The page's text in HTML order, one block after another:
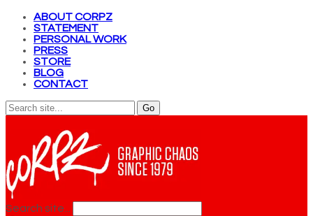
ABOUT CORPZ
STATEMENT
PERSONAL WORK
PRESS
STORE
BLOG
CONTACT
Search site...